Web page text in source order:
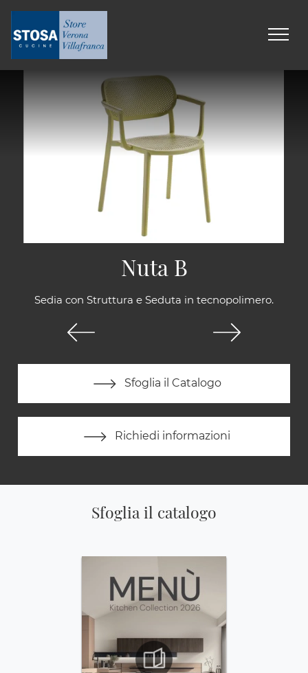
Sedia con Struttura e Seduta in tecnopolimero.
Sfoglia il Catalogo
Richiedi informazioni
Nuta B
Sfoglia il catalogo